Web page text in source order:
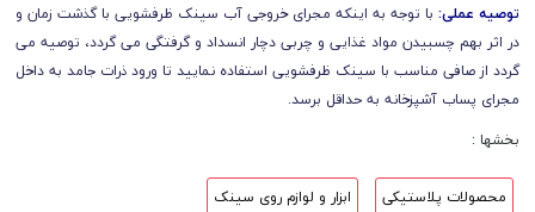
توصیه عملی: با توجه به اینکه مجرای خروجی آب سینک ظرفشویی با گذشت زمان و
در اثر بهم چسبیدن مواد غذایی و چربی دچار انسداد و گرفتگی می گردد، توصیه می
گردد از صافی مناسب با سینک ظرفشویی استفاده نمایید تا ورود ذرات جامد به داخل
مجرای پساب آشپزخانه به حداقل برسد.
بخشها :
محصولات پلاستیکی ابزار و لوازم روی سینک